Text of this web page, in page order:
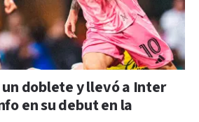
doblete y llevó a Inter
en su debut en la